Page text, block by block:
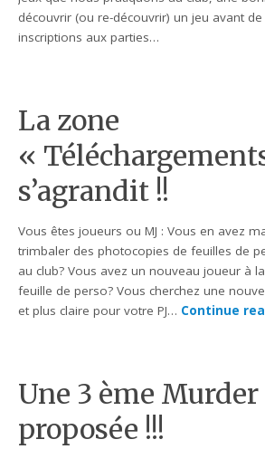
découvrir (ou re-découvrir) un jeu avant
inscriptions aux parties…
La zone
«
s’agrandit !!
Vous êtes joueurs ou MJ : Vous en avez
trimbaler des photocopies de feuilles de
au club? Vous avez un nouveau joueur à
feuille de perso? Vous cherchez une
et plus claire pour votre PJ… Continue
Une 3 ème Murder
proposée !!!